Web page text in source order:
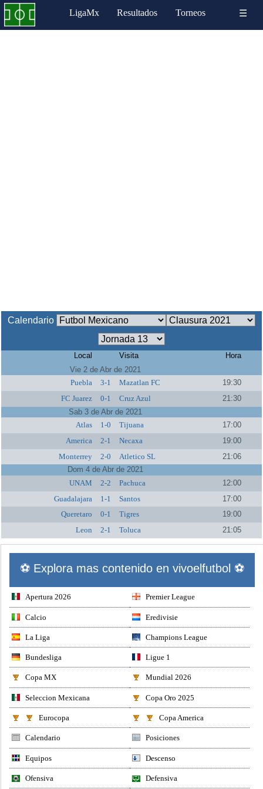
LigaMx Resultados Torneos ☰
Calendario
Local Visita
Hora
Vie 2 de Abr de 2021
Puebla
3-1 Mazatlan FC
19:30
FC Juarez
0-1 Cruz Azul
21:30
Sab 3 de Abr de 2021
Atlas
1-0 Tijuana
17:00
America
2-1 Necaxa
19:00
Monterrey
2-0 Atletico SL
21:06
Dom 4 de Abr de 2021
UNAM
2-2 Pachuca
12:00
Guadalajara
1-1 Santos
17:00
Queretaro
0-1 Tigres
19:00
Leon
2-1 Toluca 21:05
⚽ Explora mas contenido en vivoelfutbol ⚽
Apertura 2026 Premier League
Calcio Eredivisie
La Liga Champions League
Bundesliga Ligue 1
Copa MX Mundial 2026
Seleccion Mexicana Copa Oro 2025
Eurocopa Copa America
Calendario Posiciones
Equipos Descenso
Ofensiva Defensiva